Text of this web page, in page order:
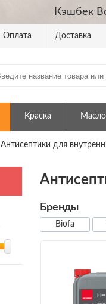
Кэшбек
Оплата Доставка
Краска Масло
Антисептики для
Бренды
Biofa